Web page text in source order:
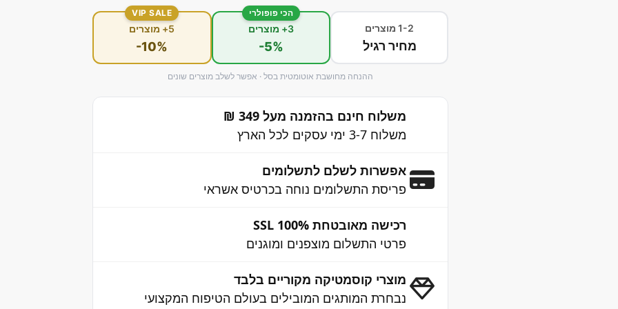
1-2 מוצרים
מחיר רגיל
הכי פופולרי
3+ מוצרים
-5%
VIP SALE
5+ מוצרים
-10%
ההנחה מחושבת אוטומטית בסל · אפשר לשלב מוצרים שונים
משלוח חינם בהזמנה מעל 349 ₪
משלוח 3-7 ימי עסקים לכל הארץ
אפשרות לשלם לתשלומים
פריסת התשלומים נוחה בכרטיס אשראי
רכישה מאובטחת 100% SSL
פרטי התשלום מוצפנים ומוגנים
מוצרי קוסמטיקה מקוריים בלבד
נבחרת המותגים המובילים בעולם הטיפוח המקצועי